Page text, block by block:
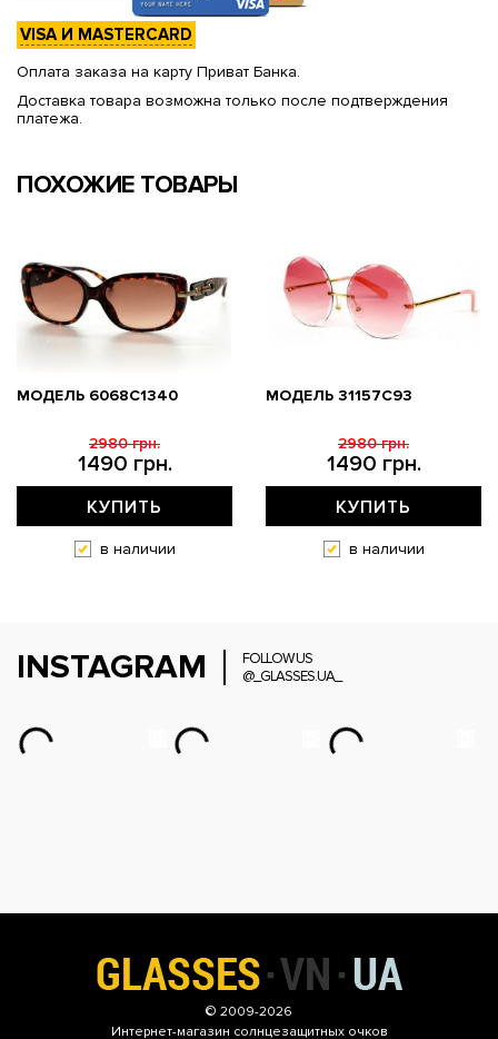
VISA И MASTERCARD
Оплата заказа на карту Приват Банка.
Доставка товара возможна только после подтверждения
платежа.
ПОХОЖИЕ ТОВАРЫ
МОДЕЛЬ 6068C1340
1490 грн.
2980 грн.
КУПИТЬ
в наличии
МОДЕЛЬ 31157С93
1490 грн.
2980 грн.
КУПИТЬ
в наличии
INSTAGRAM
FOLLOW US
@_GLASSES.UA_
© 2009-2026
Интернет-магазин солнцезащитных очков